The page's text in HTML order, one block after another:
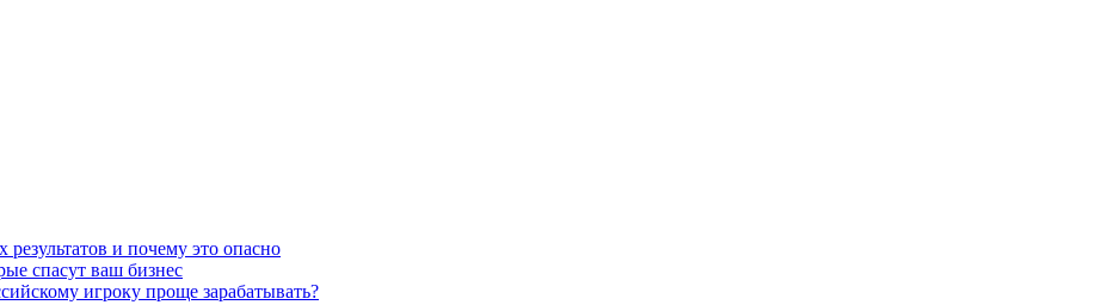
и почему это опасно
спасут ваш бизнес
игроку проще зарабатывать?